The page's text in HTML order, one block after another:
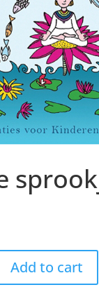
Add to cart